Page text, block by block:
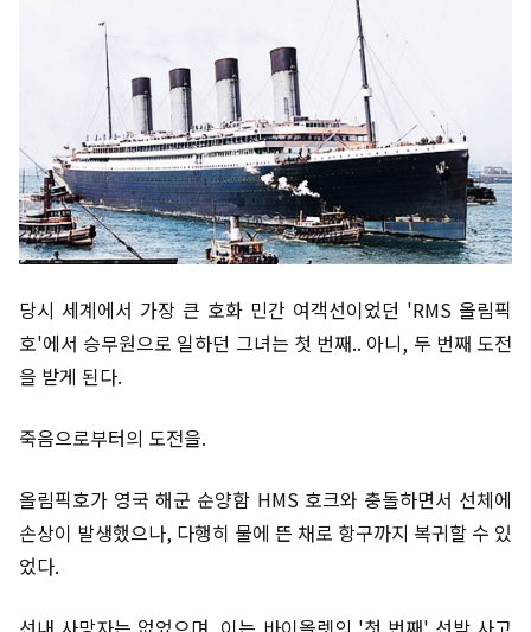
당시 세계에서 가장 큰 호화 민간 여객선이었던 'RMS 올림픽
호'에서 승무원으로 일하던 그녀는 첫 번째.. 아니, 두 번째 도전
을 받게 된다.
죽음으로부터의 도전을.
올림픽호가 영국 해군 순양함 HMS 호크와 충돌하면서 선체에
손상이 발생했으나, 다행히 물에 뜬 채로 항구까지 복귀할 수 있
었다.